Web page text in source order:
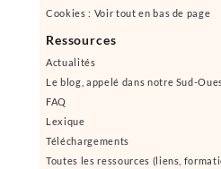
Cookies : Voir tout en bas de page
Ressources
Actualités
Le blog, appelé dans notre Sud-
FAQ
Lexique
Téléchargements
Toutes les ressources (liens,